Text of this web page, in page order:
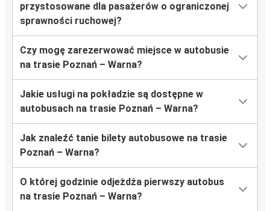
przystosowane dla pasażerów o ograniczonej
sprawności ruchowej?
Czy mogę zarezerwować miejsce w autobusie
na trasie Poznań – Warna?
Jakie usługi na pokładzie są dostępne w
autobusach na trasie Poznań – Warna?
Jak znaleźć tanie bilety autobusowe na trasie
Poznań – Warna?
O której godzinie odjeżdża pierwszy autobus
na trasie Poznań – Warna?